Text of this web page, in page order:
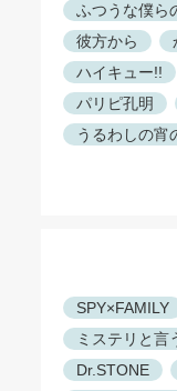
ふつうな僕ら
彼方から
ハイキュー!!
パリピ孔明
うるわしの宵
SPY×FAMILY
ミステリと言
Dr.STONE